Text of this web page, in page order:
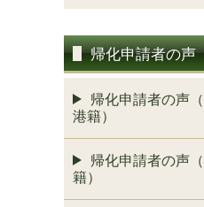
帰化申請者の声
帰化申請者の声
港籍）
帰化申請者の声
籍）